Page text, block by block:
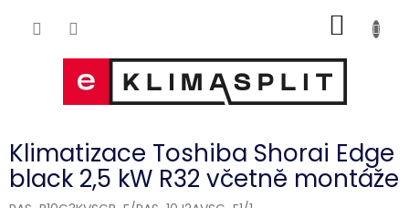
KOŠÍK
Klimatizace Toshiba Shorai Edge
black 2,5 kW R32 včetně montáže